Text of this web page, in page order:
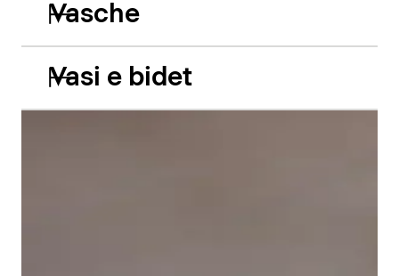
Vasche
Vasi e bidet